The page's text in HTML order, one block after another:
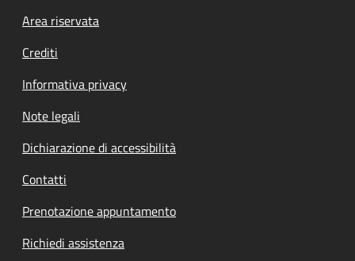
Footer menu
Area riservata
Crediti
Informativa privacy
Note legali
Dichiarazione di accessibilità
Contatti
Prenotazione appuntamento
Richiedi assistenza